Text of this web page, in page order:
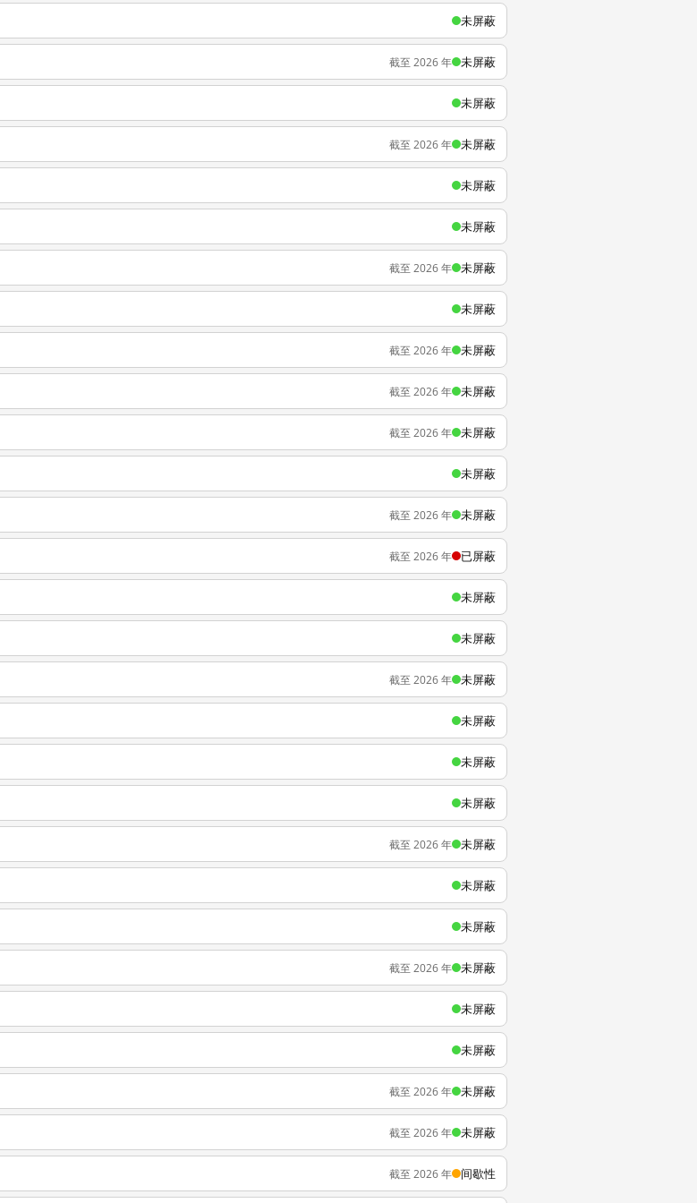
未屏蔽
截至 2026 年 未屏蔽
未屏蔽
截至 2026 年 未屏蔽
未屏蔽
未屏蔽
截至 2026 年 未屏蔽
未屏蔽
截至 2026 年 未屏蔽
截至 2026 年 未屏蔽
截至 2026 年 未屏蔽
未屏蔽
截至 2026 年 未屏蔽
截至 2026 年 已屏蔽
未屏蔽
未屏蔽
截至 2026 年 未屏蔽
未屏蔽
未屏蔽
未屏蔽
截至 2026 年 未屏蔽
未屏蔽
未屏蔽
截至 2026 年 未屏蔽
未屏蔽
未屏蔽
截至 2026 年 未屏蔽
截至 2026 年 未屏蔽
截至 2026 年 间歇性